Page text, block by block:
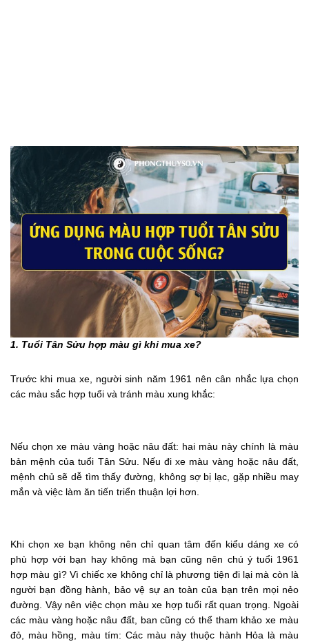
1. Tuổi Tân Sửu hợp màu gì khi mua xe?
Trước khi mua xe, người sinh năm 1961 nên cân nhắc lựa chọn
các màu sắc hợp tuổi và tránh màu xung khắc:
Nếu chọn xe màu vàng hoặc nâu đất: hai màu này chính là màu
bản mệnh của tuổi Tân Sửu. Nếu đi xe màu vàng hoặc nâu đất,
mệnh chủ sẽ dễ tìm thấy đường, không sợ bị lạc, gặp nhiều may
mắn và việc làm ăn tiến triển thuận lợi hơn.
Khi chọn xe bạn không nên chỉ quan tâm đến kiểu dáng xe có
phù hợp với bạn hay không mà bạn cũng nên chú ý tuổi 1961
hợp màu gì? Vì chiếc xe không chỉ là phương tiện đi lại mà còn là
người bạn đồng hành, bảo vệ sự an toàn của bạn trên mọi nẻo
đường. Vậy nên việc chọn màu xe hợp tuổi rất quan trọng. Ngoài
các màu vàng hoặc nâu đất, ban cũng có thể tham khảo xe màu
đỏ, màu hồng, màu tím: Các màu này thuộc hành Hỏa là màu